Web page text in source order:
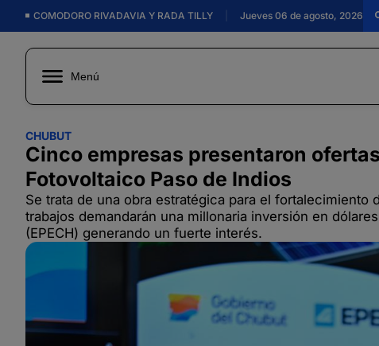
COMODORO RIVADAVIA Y RADA TILLY Jueves 06 de agosto, 2026
Menú
CHUBUT
Cinco empresas presentaron
Fotovoltaico Paso de Indios
Se trata de una obra estratégica para el
trabajos demandarán una millonaria inversión en
(EPECH) generando un fuerte interés.